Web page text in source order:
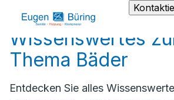
Wissenswertes
Thema Bäder
Entdecken Sie alles